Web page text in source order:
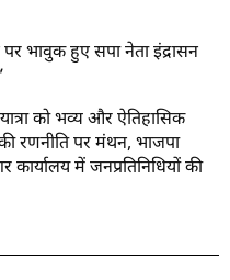
भावुक हुए सपा नेता इंद्रासन
को भव्य और ऐतिहासिक
रणनीति पर मंथन, भाजपा
कार्यालय में जनप्रतिनिधियों की